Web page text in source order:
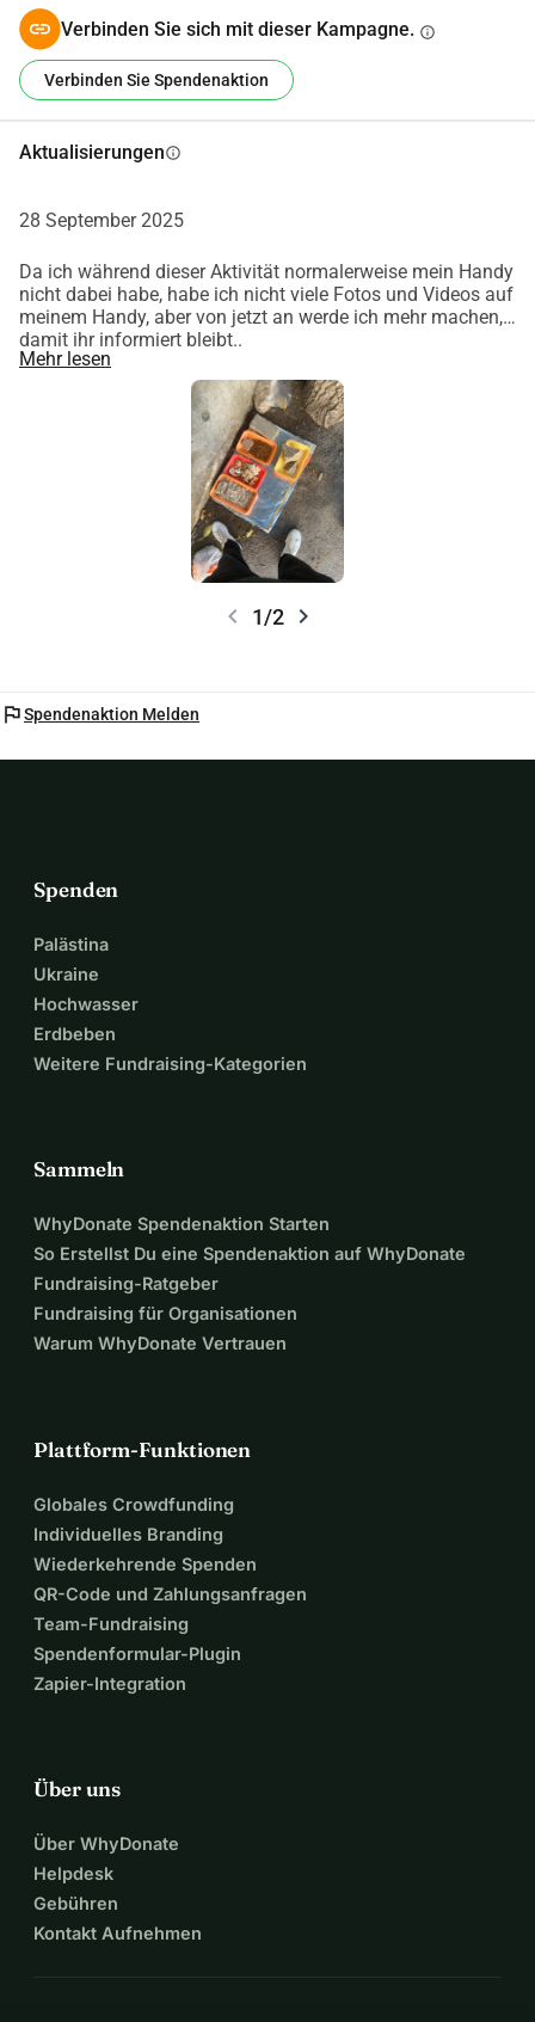
Verbinden Sie sich mit dieser Kampagne. info
Verbinden Sie Spendenaktion
Aktualisierungeninfo
28 September 2025
Da ich während dieser Aktivität normalerweise mein Handy
nicht dabei habe, habe ich nicht viele Fotos und Videos auf
meinem Handy, aber von jetzt an werde ich mehr machen,
damit ihr informiert bleibt..
Mehr lesen
chevron_left 1/2 chevron_right
flagSpendenaktion Melden
Spenden
Palästina
Ukraine
Hochwasser
Erdbeben
Weitere Fundraising-Kategorien
Sammeln
WhyDonate Spendenaktion Starten
So Erstellst Du eine Spendenaktion auf WhyDonate
Fundraising-Ratgeber
Fundraising für Organisationen
Warum WhyDonate Vertrauen
Plattform-Funktionen
Globales Crowdfunding
Individuelles Branding
Wiederkehrende Spenden
QR-Code und Zahlungsanfragen
Team-Fundraising
Spendenformular-Plugin
Zapier-Integration
Über uns
Über WhyDonate
Helpdesk
Gebühren
Kontakt Aufnehmen